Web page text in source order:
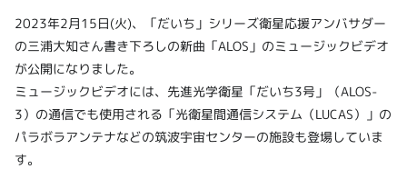
2023年2月15日(火)、「だいち」シリーズ衛星応援アンバサダー
の三浦大知さん書き下ろしの新曲「ALOS」のミュージックビデオ
が公開になりました。
ミュージックビデオには、先進光学衛星「だいち3号」（ALOS-
3）の通信でも使用される「光衛星間通信システム（LUCAS）」の
パラボラアンテナなどの筑波宇宙センターの施設も登場していま
す。